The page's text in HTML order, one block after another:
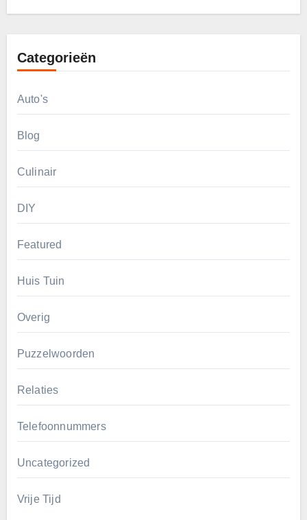
Categorieën
Auto's
Blog
Culinair
DIY
Featured
Huis Tuin
Overig
Puzzelwoorden
Relaties
Telefoonnummers
Uncategorized
Vrije Tijd